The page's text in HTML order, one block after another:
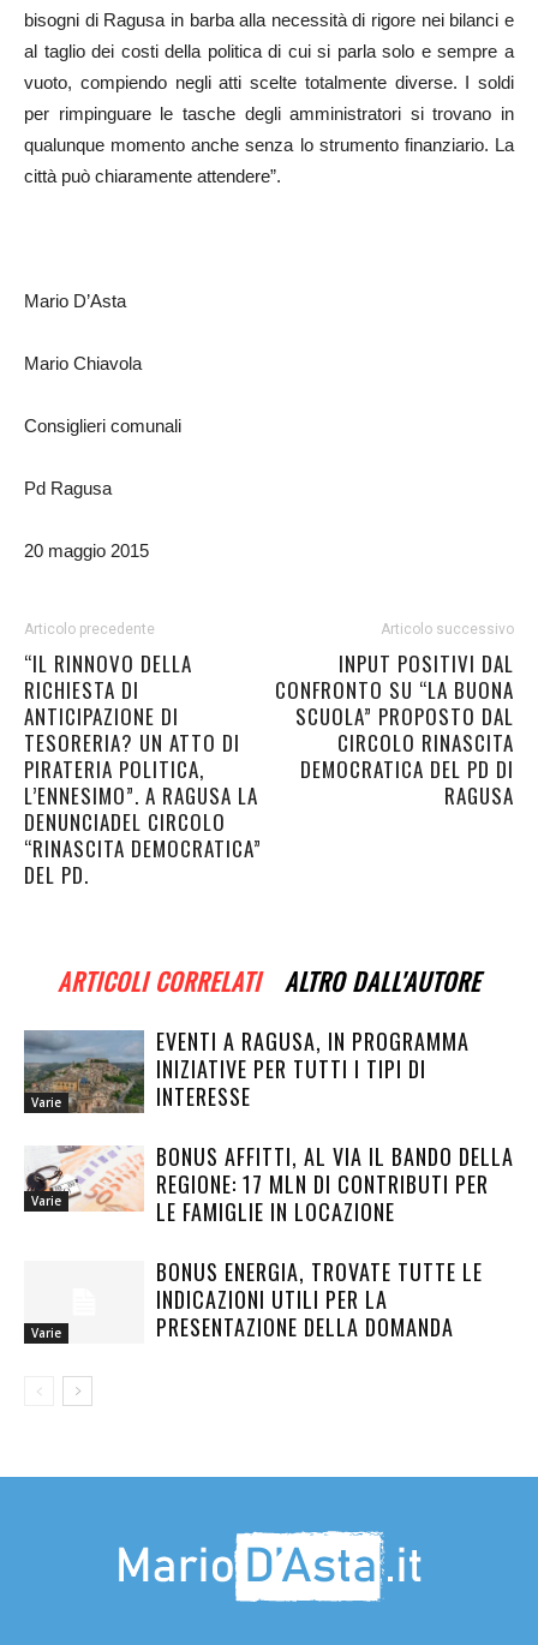
bisogni di Ragusa in barba alla necessità di rigore nei bilanci e
al taglio dei costi della politica di cui si parla solo e sempre a
vuoto, compiendo negli atti scelte totalmente diverse. I soldi
per rimpinguare le tasche degli amministratori si trovano in
qualunque momento anche senza lo strumento finanziario. La
città può chiaramente attendere”.
Mario D’Asta
Mario Chiavola
Consiglieri comunali
Pd Ragusa
20 maggio 2015
Articolo precedente
“IL RINNOVO DELLA
RICHIESTA DI
ANTICIPAZIONE DI
TESORERIA? UN ATTO DI
PIRATERIA POLITICA,
L’ENNESIMO”. A RAGUSA LA
DENUNCIADEL CIRCOLO
“RINASCITA DEMOCRATICA”
DEL PD.
Articolo successivo
INPUT POSITIVI DAL
CONFRONTO SU “LA BUONA
SCUOLA” PROPOSTO DAL
CIRCOLO RINASCITA
DEMOCRATICA DEL PD DI
RAGUSA
ARTICOLI CORRELATI ALTRO DALL'AUTORE
Varie
EVENTI A RAGUSA, IN PROGRAMMA
INIZIATIVE PER TUTTI I TIPI DI
INTERESSE
Varie
BONUS AFFITTI, AL VIA IL BANDO DELLA
REGIONE: 17 MLN DI CONTRIBUTI PER
LE FAMIGLIE IN LOCAZIONE
Varie
BONUS ENERGIA, TROVATE TUTTE LE
INDICAZIONI UTILI PER LA
PRESENTAZIONE DELLA DOMANDA